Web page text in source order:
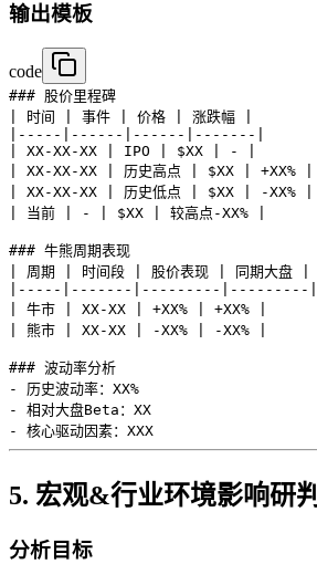
输出模板
code
### 股价里程碑
| 时间 | 事件 | 价格 | 涨跌幅 |
|-----|------|------|-------|
| XX-XX-XX | IPO | $XX | - |
| XX-XX-XX | 历史高点 | $XX | +XX% |
| XX-XX-XX | 历史低点 | $XX | -XX% |
| 当前 | - | $XX | 较高点-XX% |
### 牛熊周期表现
| 周期 | 时间段 | 股价表现 | 同期大盘 |
|-----|-------|---------|---------|
| 牛市 | XX-XX | +XX% | +XX% |
| 熊市 | XX-XX | -XX% | -XX% |
### 波动率分析
- 历史波动率：XX%
- 相对大盘Beta：XX
5. 宏观&行业环境影响研判
分析目标